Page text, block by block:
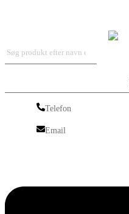
Telefon
Email